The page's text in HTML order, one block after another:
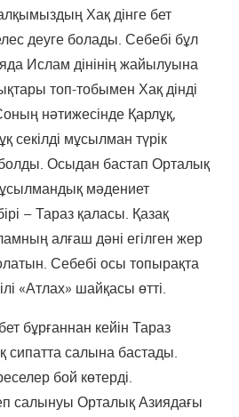
Хақ дінге бет
деуге болады. Себебі бұл
Ислам дінінің жайылуына
топ-тобымен Хақ дінді
нәтижесінде Қарлұқ,
секілді мұсылман түрік
Осыдан бастап Орталық
мәдениет
– Тараз қаласы. Қазақ
алғаш дәні егілген жер
Себебі осы топырақта
«Атлах» шайқасы өтті.
бұрғаннан кейін Тараз
салына бастады.
бой көтерді.
салынуы Орталық Азиядағы